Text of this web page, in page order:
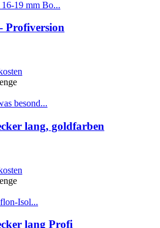
Profiversion
lang, goldfarben
lang Profi